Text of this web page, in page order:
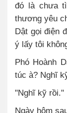
đó là chưa
thương yêu
Dật gọi điện
ý lấy tôi
Phó Hoành
túc à? Nghĩ
"Nghĩ kỹ rồi."
Ngày hôm